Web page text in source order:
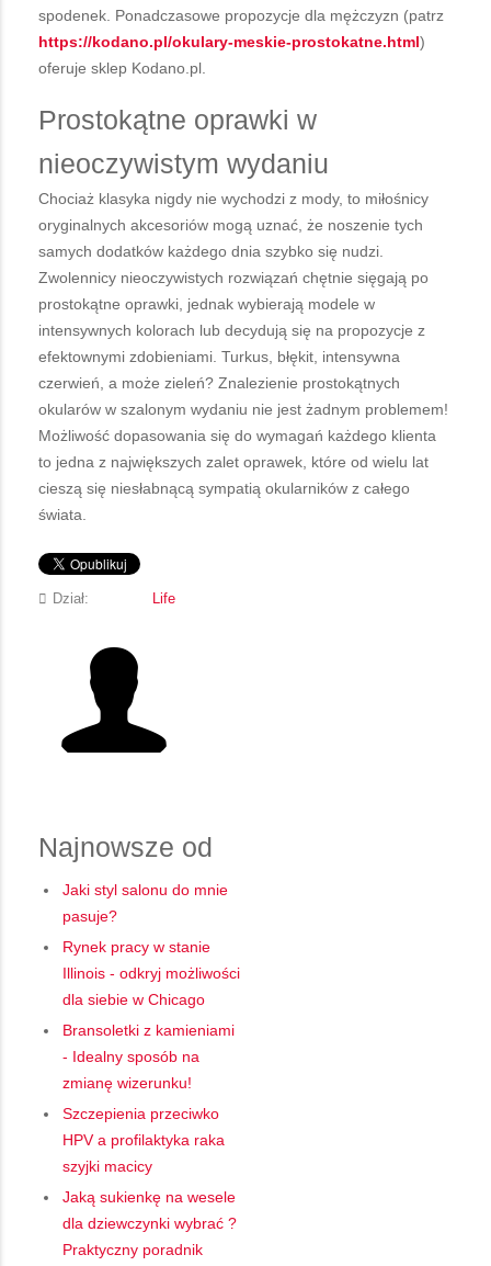
spodenek. Ponadczasowe propozycje dla mężczyzn (patrz
https://kodano.pl/okulary-meskie-prostokatne.html)
oferuje sklep Kodano.pl.
Prostokątne oprawki w
nieoczywistym wydaniu
Chociaż klasyka nigdy nie wychodzi z mody, to miłośnicy
oryginalnych akcesoriów mogą uznać, że noszenie tych
samych dodatków każdego dnia szybko się nudzi.
Zwolennicy nieoczywistych rozwiązań chętnie sięgają po
prostokątne oprawki, jednak wybierają modele w
intensywnych kolorach lub decydują się na propozycje z
efektownymi zdobieniami. Turkus, błękit, intensywna
czerwień, a może zieleń? Znalezienie prostokątnych
okularów w szalonym wydaniu nie jest żadnym problemem!
Możliwość dopasowania się do wymagań każdego klienta
to jedna z największych zalet oprawek, które od wielu lat
cieszą się niesłabnącą sympatią okularników z całego
świata.
Dział: Life
Najnowsze od
Jaki styl salonu do mnie
pasuje?
Rynek pracy w stanie
Illinois - odkryj możliwości
dla siebie w Chicago
Bransoletki z kamieniami
- Idealny sposób na
zmianę wizerunku!
Szczepienia przeciwko
HPV a profilaktyka raka
szyjki macicy
Jaką sukienkę na wesele
dla dziewczynki wybrać ?
Praktyczny poradnik